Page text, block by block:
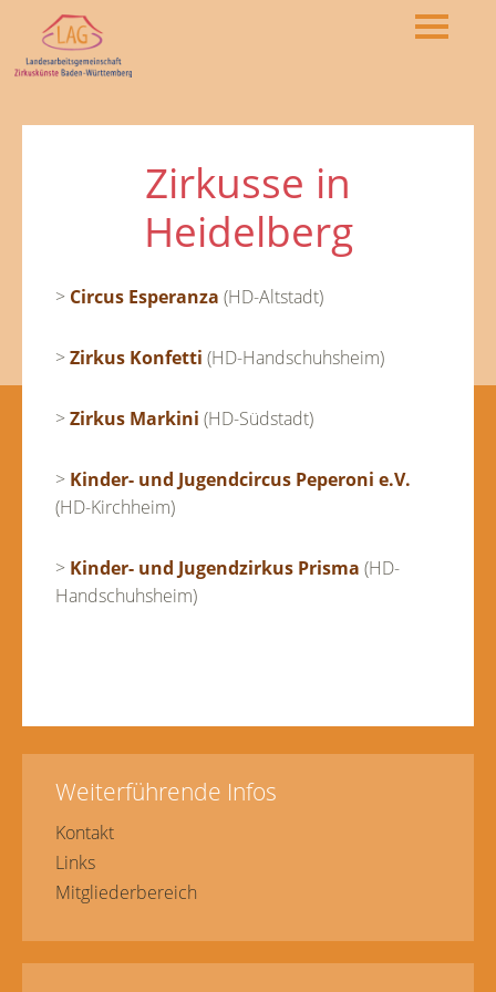
Zirkusse in
Heidelberg
> Circus Esperanza (HD-Altstadt)
>Zirkus Konfetti (HD-Handschuhsheim)
>Zirkus Markini (HD-Südstadt)
> Kinder- und Jugendcircus Peperoni e.V.
(HD-Kirchheim)
> Kinder- und Jugendzirkus Prisma (HD-
Handschuhsheim)
Weiterführende Infos
Kontakt
Links
Mitgliederbereich